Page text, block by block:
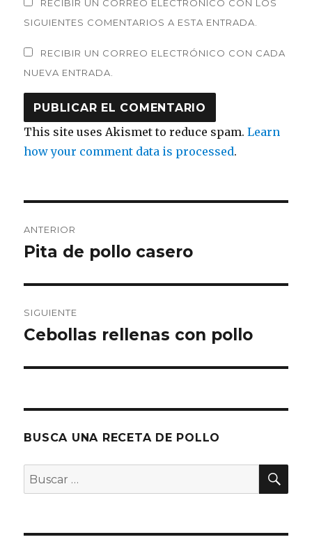
RECIBIR UN CORREO ELECTRÓNICO CON LOS
SIGUIENTES COMENTARIOS A ESTA ENTRADA.
RECIBIR UN CORREO ELECTRÓNICO CON CADA
NUEVA ENTRADA.
This site uses Akismet to reduce spam.Learn
how your comment data is processed.
de
ANTERIOR
Entrada
Pita de pollo casero
SIGUIENTE
Entrada
Cebollas rellenas con pollo
BUSCA UNA RECETA DE POLLO
Buscar
por: